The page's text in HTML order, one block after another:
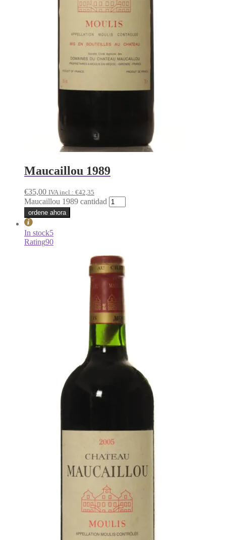
Maucaillou 1989
€35,00 IVA incl.: €42,35
Maucaillou 1989 cantidad
ordene ahora
In stock5
Rating90